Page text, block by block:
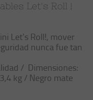
Let's Roll !
Let's Roll!, mover
nunca fue tan
/ Dimensiones:
kg / Negro mate